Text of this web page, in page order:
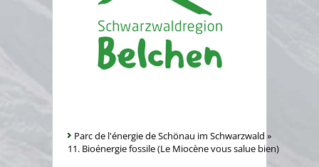
Parc de l'énergie de Schönau im Schwarzwald »
11. Bioénergie fossile (Le Miocène vous salue bien)